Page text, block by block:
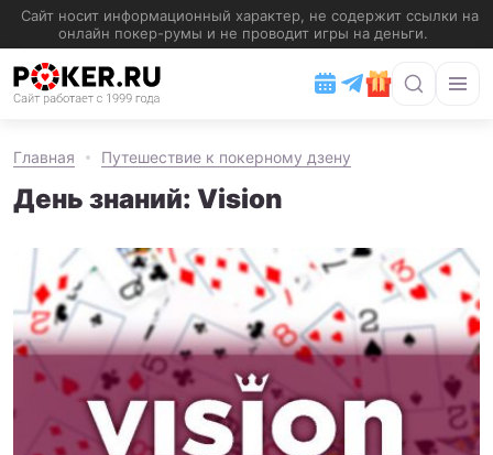
Главная Путешествие к покерному дзену
День знаний: Vision